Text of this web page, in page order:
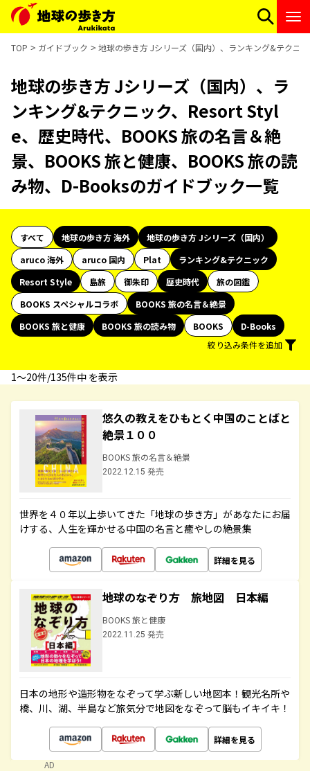
TOP ガイドブック 地球の歩き方 Jシリーズ（国内）、ランキング&テクニ
地球の歩き方 Jシリーズ（国内）、ラ
ンキング&テクニック、Resort Styl
e、歴史時代、BOOKS 旅の名言＆絶
景、BOOKS 旅と健康、BOOKS 旅の読
み物、D-Booksのガイドブック一覧
すべて 地球の歩き方 海外
地球の歩き方 Jシリーズ（国内）
aruco 海外
aruco 国内 Plat
ランキング&テクニック
Resort Style
島旅 御朱印 歴史時代
旅の図鑑
BOOKS スペシャルコラボ
BOOKS 旅の名言＆絶景
BOOKS 旅と健康
BOOKS 旅の読み物 BOOKS
D-Books
絞り込み条件を追加
1〜20件/135件中 を表示
悠久の教えをひもとく中国のことばと
絶景１００
BOOKS 旅の名言＆絶景
2022.12.15 発売
世界を４０年以上歩いてきた「地球の歩き方」があなたにお届
けする、人生を輝かせる中国の名言と癒やしの絶景集
詳細を見る
地球のなぞり方 旅地図 日本編
BOOKS 旅と健康
2022.11.25 発売
日本の地形や造形物をなぞって学ぶ新しい地図本！観光名所や
橋、川、湖、半島など旅気分で地図をなぞって脳もイキイキ！
詳細を見る
AD